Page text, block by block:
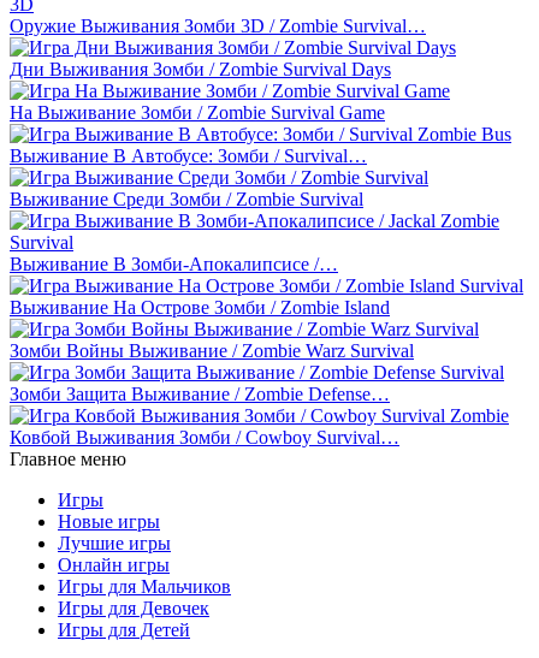
Оружие Выживания Зомби 3D / Zombie Survival…
Дни Выживания Зомби / Zombie Survival Days
На Выживание Зомби / Zombie Survival Game
Выживание В Автобусе: Зомби / Survival…
Выживание Среди Зомби / Zombie Survival
Выживание В Зомби-Апокалипсисе /…
Выживание На Острове Зомби / Zombie Island
Зомби Войны Выживание / Zombie Warz Survival
Зомби Защита Выживание / Zombie Defense…
Ковбой Выживания Зомби / Cowboy Survival…
Главное меню
Игры
Новые игры
Лучшие игры
Онлайн игры
Игры для Мальчиков
Игры для Девочек
Игры для Детей